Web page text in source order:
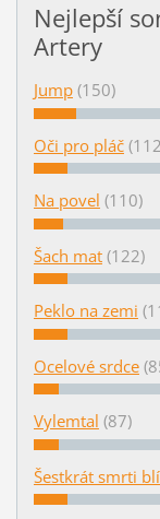
Nejlepší
Artery
Jump (150)
Oči pro pláč
Na povel (110)
Šach mat (122)
Peklo na zemi
Ocelové srdce
Vylemtal (87)
Šestkrát smrti